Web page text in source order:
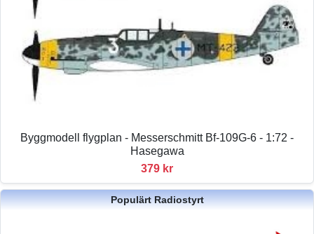
Byggmodell flygplan - Messerschmitt Bf-109G-6 - 1:72 -
Hasegawa
379 kr
Populärt Radiostyrt